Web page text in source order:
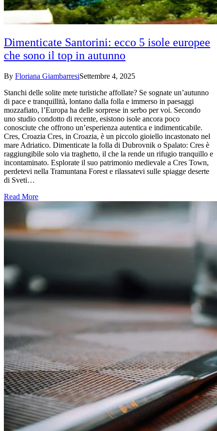
Dimenticate Santorini: ecco 5 isole europee
che sono il top in autunno
By Floriana GiambarresiSettembre 4, 2025
Stanchi delle solite mete turistiche affollate? Se sognate un’autunno
di pace e tranquillità, lontano dalla folla e immerso in paesaggi
mozzafiato, l’Europa ha delle sorprese in serbo per voi. Secondo
uno studio condotto di recente, esistono isole ancora poco
conosciute che offrono un’esperienza autentica e indimenticabile.
Cres, Croazia Cres, in Croazia, è un piccolo gioiello incastonato nel
mare Adriatico. Dimenticate la folla di Dubrovnik o Spalato: Cres è
raggiungibile solo via traghetto, il che la rende un rifugio tranquillo e
incontaminato. Esplorate il suo patrimonio medievale a Cres Town,
perdetevi nella Tramuntana Forest e rilassatevi sulle spiagge deserte
di Sveti…
Read More